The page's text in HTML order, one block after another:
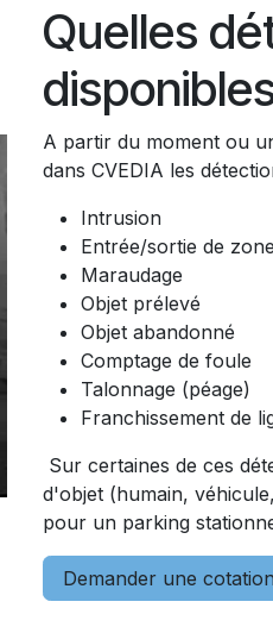
Quelles
A partir du moment ou
dans CVEDIA les
Intrusion
Entrée/sortie de zone
Maraudage
Objet prélevé
Objet abandonné
Comptage de foule
Talonnage (péage)
Franchissement de
Sur certaines de ces
d'objet (humain,
pour un parking
Demander une